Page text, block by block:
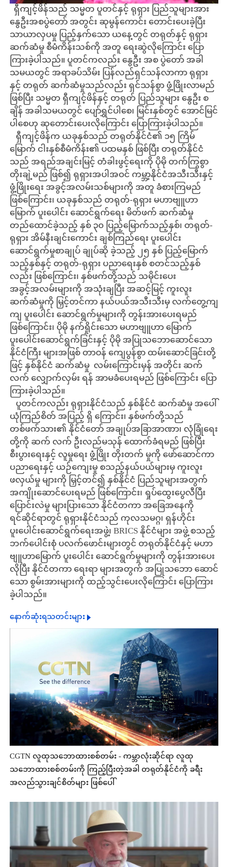
ရှီကျင့်ဖိန်သည် သမ္မတ ပူတင်နှင့် ရုရှား ပြည်သူများအား
နွေဦးအစပွဲတော် အတွင်း ဆုမွန်ကောင်း တောင်းပေးခဲ့ပြီး
သာယာလှပမှု ပြည့်နှက်သော ယနေ့တွင် တရုတ်နှင့် ရုရှား
ဆက်ဆံမှု စီမံကိန်းသစ်ကို အတူ ရေးဆွဲလိုကြောင်း ပြော
ကြားခဲ့ပါသည်။ ပူတင်ကလည်း နွေဦး အစ ပွဲတော် အခါ
သမယတွင် အရာခပ်သိမ်း ပြန်လည်ရှင်သန်လာကာ ရုရှား
နှင့် တရုတ် ဆက်ဆံမှုသည်လည်း ရှင်သန်စွာ ဖွံ့ဖြိုးလာမည်
ဖြစ်ပြီး သမ္မတ ရှီကျင့်ဖိန်နှင့် တရုတ် ပြည်သူများ နွေဦး စ
ချိန် အခါသမယတွင် ပျော်ရွှင်ပါစေ၊ မြင်းနှစ်တွင် အောင်မြင်
ပါစေဟု ဆုတောင်းပေးလိုကြောင်း ပြောကြားခဲ့ပါသည်။
ရှီကျင့်ဖိန်က ယခုနှစ်သည် တရုတ်နိုင်ငံ၏ ၁၅ ကြိမ်
မြောက် ငါးနှစ်စီမံကိန်း၏ ပထမနှစ် ဖြစ်ပြီး တရုတ်နိုင်ငံ
သည် အရည်အချင်းမြင့် တံခါးဖွင့်ရေးကို ပိုမို တက်ကြွစွာ
တိုးချဲ့မည် ဖြစ်၍ ရုရှားအပါအဝင် ကမ္ဘာ့နိုင်ငံအသီးသီးနှင့်
ဖွံ့ဖြိုးရေး အခွင့်အလမ်းသစ်များကို အတူ ခံစားကြမည်
ဖြစ်ကြောင်း၊ ယခုနှစ်သည် တရုတ်-ရုရှား မဟာဗျူဟာ
မြောက် ပူးပေါင်း ဆောင်ရွက်ရေး မိတ်ဖက် ဆက်ဆံမှု
တည်ထောင်ခဲ့သည့် နှစ် ၃၀ ပြည့်မြောက်သည့်နှစ်၊ တရုတ်-
ရုရှား အိမ်နီးချင်းကောင်း ချစ်ကြည်ရေး ပူးပေါင်း
ဆောင်ရွက်မှုစာချုပ် ချုပ်ဆို ခဲ့သည့် ၂၅ နှစ် ပြည့်မြောက်
သည့်နှစ်နှင့် တရုတ်-ရုရှား ပညာရေးနှစ် စတင်သည့်နှစ်
လည်း ဖြစ်ကြောင်း၊ နှစ်ဖက်တို့သည် သမိုင်းပေး
အခွင့်အလမ်းများကို အသုံးချပြီး အဆင့်မြင့် ကူးလူး
ဆက်ဆံမှုကို မြှင့်တင်ကာ နယ်ပယ်အသီးသီးမှ လက်တွေ့ကျ
ကျ ပူးပေါင်း ဆောင်ရွက်မှုများကို တွန်းအားပေးရမည်
ဖြစ်ကြောင်း၊ ပိုမို နက်ရှိုင်းသော မဟာဗျူဟာ မြောက်
ပူးပေါင်းဆောင်ရွက်ခြင်းနှင့် ပိုမို အပြုသဘောဆောင်သော
နိုင်ငံကြီး များအဖြစ် တာဝန် ကျေပွန်စွာ ထမ်းဆောင်ခြင်းတို့
ဖြင့် နှစ်နိုင်ငံ ဆက်ဆံမှု လမ်းကြောင်းမှန် အတိုင်း ဆက်
လက် လျှောက်လှမ်း ရန် အာမခံပေးရမည် ဖြစ်ကြောင်း ပြော
ကြားခဲ့ပါသည်။
ပူတင်ကလည်း ရုရှားနိုင်ငံသည် နှစ်နိုင်ငံ ဆက်ဆံမှု အပေါ်
ယုံကြည်စိတ် အပြည့် ရှိ ကြောင်း၊ နှစ်ဖက်တို့သည်
တစ်ဖက်သား၏ နိုင်ငံတော် အချုပ်အခြာအာဏာ၊ လုံခြုံရေး
တို့ကို ဆက် လက် ဦးလည်မသုန် ထောက်ခံရမည် ဖြစ်ပြီး
စီးပွားရေးနှင့် လူမှုရေး ဖွံ့ဖြိုး တိုးတက် မှုကို ဖော်ဆောင်ကာ
ပညာရေးနှင့် ယဉ်ကျေးမှု စသည့်နယ်ပယ်များမှ ကူးလူး
ဖလှယ်မှု များကို မြှင့်တင်၍ နှစ်နိုင်ငံ ပြည်သူများအတွက်
အကျိုးဆောင်ပေးရမည် ဖြစ်ကြောင်း၊ ရှုပ်ထွေးပွေလီပြီး
ပြောင်းလဲမှု များပြားသော နိုင်ငံတကာ အခြေအနေကို
ရင်ဆိုင်ရာတွင် ရုရှားနိုင်ငံသည် ကုလသမဂ္ဂ၊ ရှန်ဟိုင်း
ပူးပေါင်းဆောင်ရွက်ရေးအဖွဲ့၊ BRICS နိုင်ငံများ အဖွဲ့ စသည့်
ဘက်ပေါင်းစုံ ပလက်ဖောင်းများတွင် တရုတ်နိုင်ငံနှင့် မဟာ
ဗျူဟာမြောက် ပူးပေါင်း ဆောင်ရွက်မှုများကို တွန်းအားပေး
လိုပြီး နိုင်ငံတကာ ရေးရာ များအတွက် အပြုသဘော ဆောင်
သော စွမ်းအားများကို ထည့်သွင်းပေးလိုကြောင်း ပြောကြား
ခဲ့ပါသည်။
နောက်ဆုံးရသတင်းများ
CGTN လူထုသဘောထားစစ်တမ်း - ကမ္ဘာလုံးဆိုင်ရာ လူထု
သဘောထားစစ်တမ်းကို ကြည့်ပြီးတဲ့အခါ တရုတ်နိုင်ငံကို ခရီး
အလည်သွားချင်စိတ်များ ဖြစ်ပေါ်